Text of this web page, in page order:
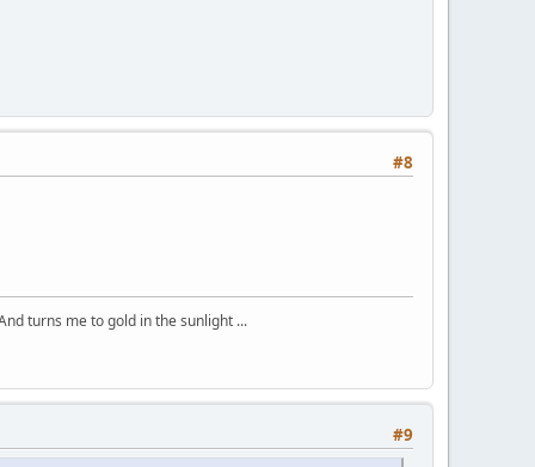
#8
turns me to gold in the sunlight ...
#9